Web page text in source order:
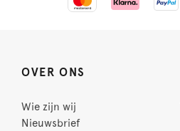
OVER ONS
Wie zijn wij
Nieuwsbrief